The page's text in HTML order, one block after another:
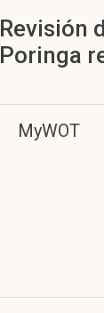
Revisión
Poringa
MyWOT